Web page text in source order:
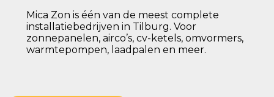
Mica Zon is één van de meest complete
installatiebedrijven in Tilburg. Voor
zonnepanelen, airco’s, cv-ketels, omvormers,
warmtepompen, laadpalen en meer.